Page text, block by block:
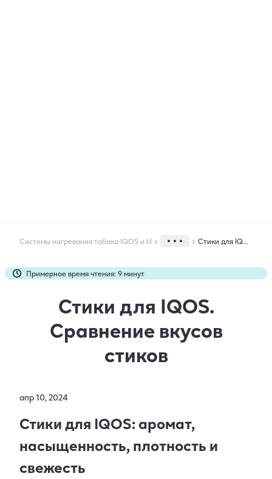
Системы нагревания табака IQOS и lil Стики для IQOS. Сравнение вкусов стиков
Примерное время чтения: 9 минут
Статью дочитали до конца: 12033 раза
Стики для IQOS.
Сравнение вкусов
стиков
апр 10, 2024
Стики для IQOS: аромат,
насыщенность, плотность и
свежесть